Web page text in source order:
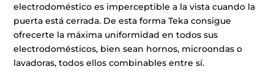
electrodoméstico es imperceptible a la vista cuando la
puerta está cerrada. De esta forma Teka consigue
ofrecerte la máxima uniformidad en todos sus
electrodomésticos, bien sean hornos, microondas o
lavadoras, todos ellos combinables entre sí.